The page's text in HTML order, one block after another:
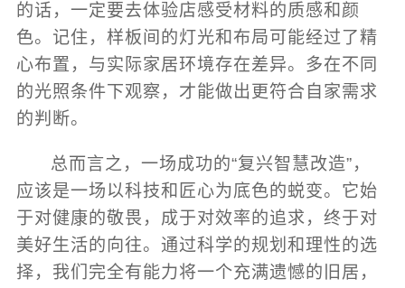
的话，一定要去体验店感受材料的质感和颜
色。记住，样板间的灯光和布局可能经过了精
心布置，与实际家居环境存在差异。多在不同
的光照条件下观察，才能做出更符合自家需求
的判断。
总而言之，一场成功的“复兴智慧改造”，
应该是一场以科技和匠心为底色的蜕变。它始
于对健康的敬畏，成于对效率的追求，终于对
美好生活的向往。通过科学的规划和理性的选
择，我们完全有能力将一个充满遗憾的旧居，